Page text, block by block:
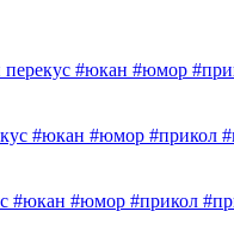
перекус #юкан #юмор
#юкан #юмор #прикол
#юкан #юмор #прикол